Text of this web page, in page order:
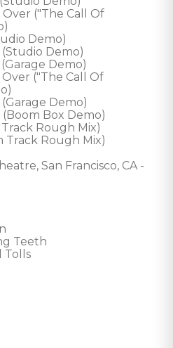
("The Call Of
Demo)
Demo)
Demo)
("The Call Of
Demo)
Box Demo)
Rough Mix)
Track Rough Mix)
San Francisco, CA -
Teeth
Tolls